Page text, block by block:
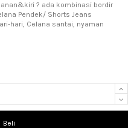
? ada kombinasi bordir
Pendek/ Shorts Jeans
hari, Celana santai, nyaman
Beli